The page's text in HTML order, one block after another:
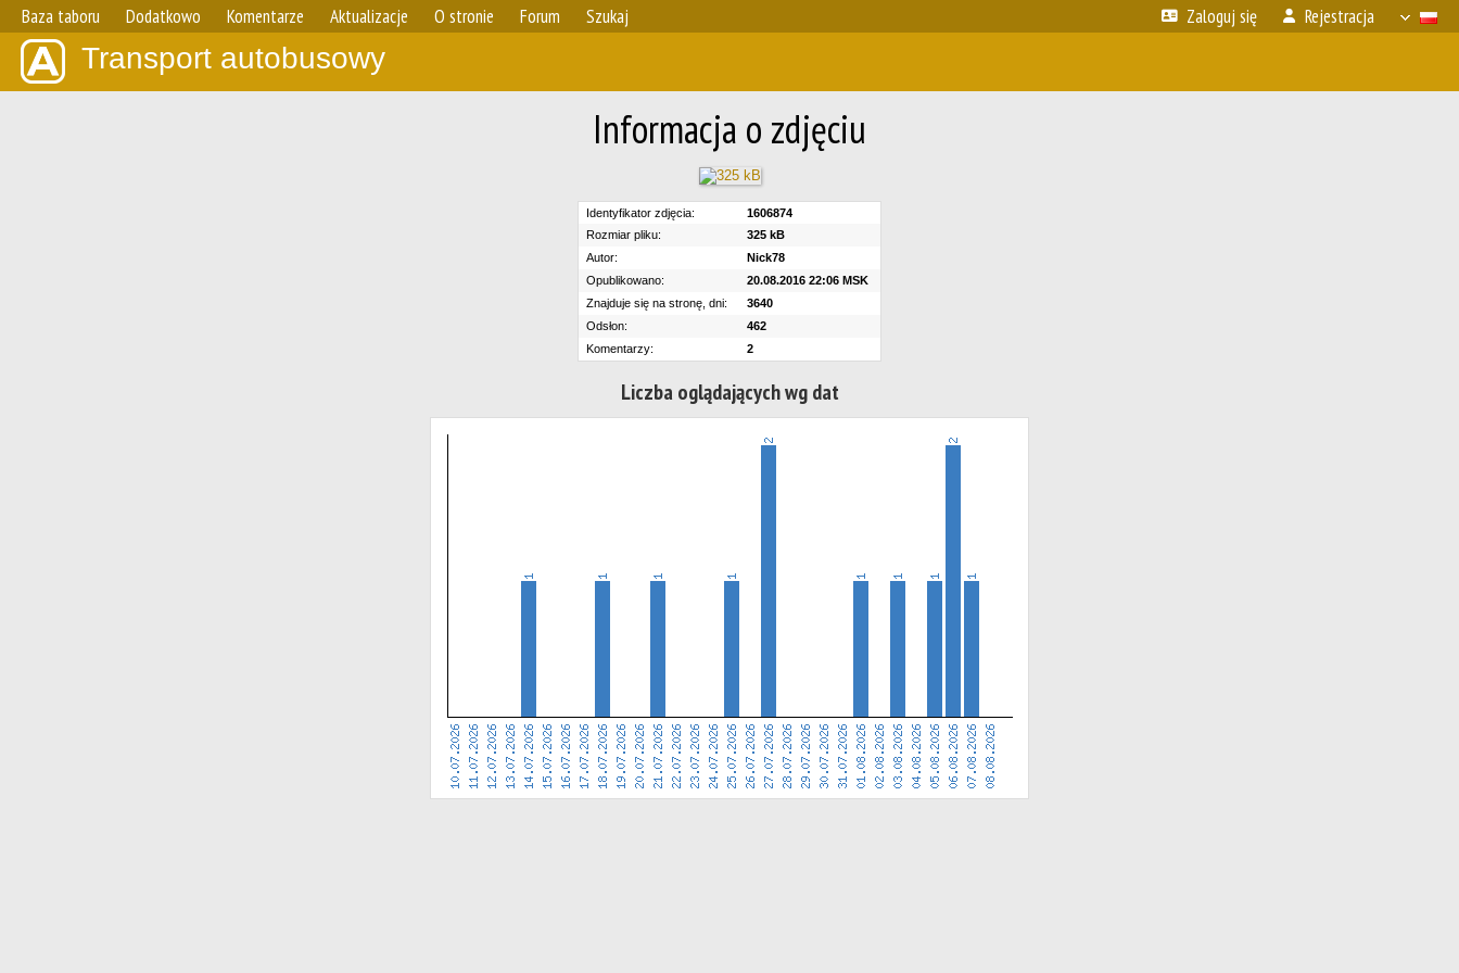
Baza taboru Dodatkowo Komentarze Aktualizacje O stronie Forum Szukaj Zaloguj się Rejestracja
Transport autobusowy
Informacja o zdjęciu
Identyfikator zdjęcia:
1606874
Rozmiar pliku:
325 kB
Autor:
Nick78
Opublikowano:
20.08.2016 22:06 MSK
Znajduje się na stronę, dni:
3640
Odsłon:
462
Komentarzy:
2
Liczba oglądających wg dat